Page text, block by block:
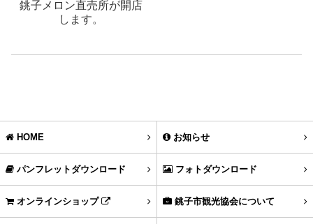
銚子メロン直売所が開店
します。
HOME お知らせ
パンフレットダウンロード フォトダウンロード
オンラインショップ 銚子市観光協会について